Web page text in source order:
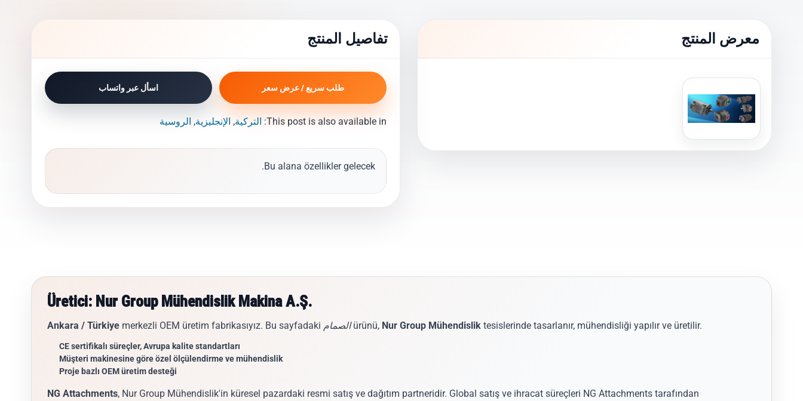
معرض المنتج تفاصيل المنتج
طلب سريع / عرض سعر اسأل عبر واتساب
This post is also available in: التركية الإنجليزية الروسية
Bu alana özellikler gelecek.
Üretici: Nur Group Mühendislik Makina A.Ş.
Ankara / Türkiye merkezli OEM üretim fabrikasıyız. Bu sayfadaki الصمامürünü, Nur Group Mühendislik tesislerinde tasarlanır, mühendisliği yapılır ve üretilir.
CE sertifikalı süreçler, Avrupa kalite standartları
Müşteri makinesine göre özel ölçülendirme ve mühendislik
Proje bazlı OEM üretim desteği
NG Attachments, Nur Group Mühendislik'in küresel pazardaki resmi satış ve dağıtım partneridir. Global satış ve ihracat süreçleri NG Attachments tarafından